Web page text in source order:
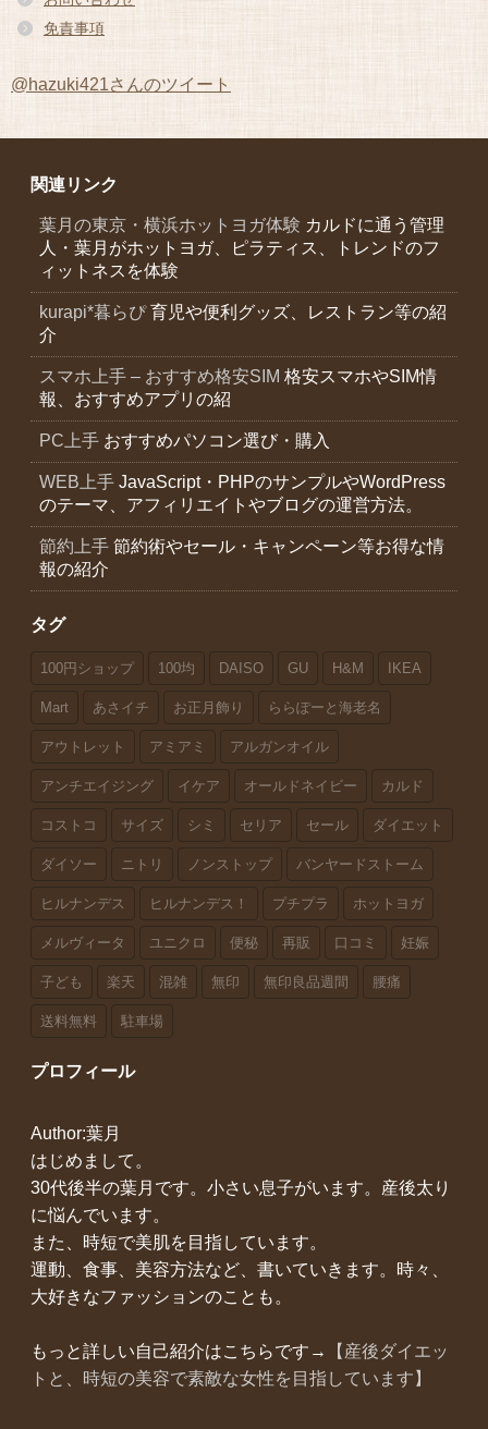
免責事項
@hazuki421さんのツイート
関連リンク
葉月の東京・横浜ホットヨガ体験 カルドに通う管理
人・葉月がホットヨガ、ピラティス、トレンドのフ
ィットネスを体験
kurapi*暮らぴ育児や便利グッズ、レストラン等の紹
介
スマホ上手 – おすすめ格安SIM 格安スマホやSIM情
報、おすすめアプリの紹
PC上手 おすすめパソコン選び・購入
WEB上手 JavaScript・PHPのサンプルやWordPress
のテーマ、アフィリエイトやブログの運営方法。
節約上手 節約術やセール・キャンペーン等お得な情
報の紹介
タグ
100円ショップ 100均 DAISO GU H&M IKEA
Mart あさイチ お正月飾り ららぽーと海老名
アウトレット アミアミ アルガンオイル
アンチエイジング イケア オールドネイビー カルド
コストコ サイズ シミ セリア セール ダイエット
ダイソー ニトリ ノンストップ バンヤードストーム
ヒルナンデス ヒルナンデス！ プチプラ ホットヨガ
メルヴィータ ユニクロ 便秘 再販 口コミ 妊娠
子ども 楽天 混雑 無印 無印良品週間 腰痛
送料無料 駐車場
プロフィール
Author:葉月
はじめまして。
30代後半の葉月です。小さい息子がいます。産後太り
に悩んでいます。
また、時短で美肌を目指しています。
運動、食事、美容方法など、書いていきます。時々、
大好きなファッションのことも。
もっと詳しい自己紹介はこちらです→
【産後ダイエッ
トと、時短の美容で素敵な女性を目指しています】